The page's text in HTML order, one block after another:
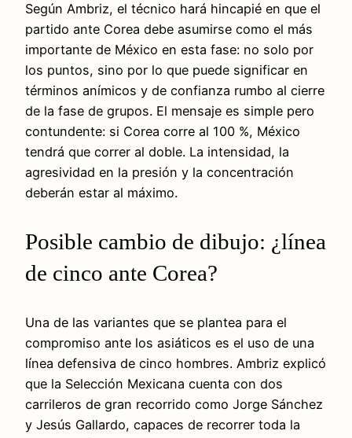
Según Ambriz, el técnico hará hincapié en que el
partido ante Corea debe asumirse como el más
importante de México en esta fase: no solo por
los puntos, sino por lo que puede significar en
términos anímicos y de confianza rumbo al cierre
de la fase de grupos. El mensaje es simple pero
contundente: si Corea corre al 100 %, México
tendrá que correr al doble. La intensidad, la
agresividad en la presión y la concentración
deberán estar al máximo.
Posible cambio de dibujo: ¿línea
de cinco ante Corea?
Una de las variantes que se plantea para el
compromiso ante los asiáticos es el uso de una
línea defensiva de cinco hombres. Ambriz explicó
que la Selección Mexicana cuenta con dos
carrileros de gran recorrido como Jorge Sánchez
y Jesús Gallardo, capaces de recorrer toda la